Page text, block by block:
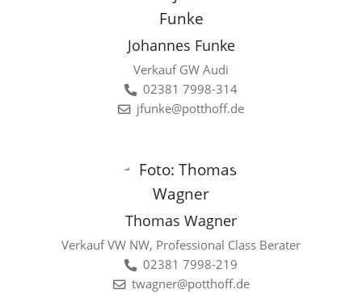
Johannes Funke
Verkauf GW Audi
02381 7998-314
jfunke@potthoff.de
Thomas Wagner
Verkauf VW NW, Professional Class Berater
02381 7998-219
twagner@potthoff.de